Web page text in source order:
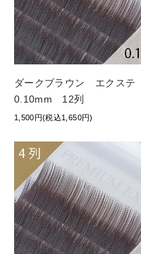
ダークブラウン エクステ
0.10mm 12列
1,500円(税込1,650円)